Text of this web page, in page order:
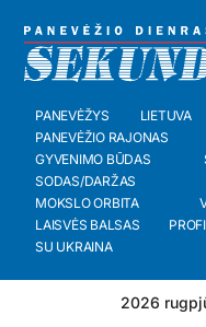
PANEVĖŽYS LIETUVA
PANEVĖŽIO RAJONAS
GYVENIMO BŪDAS
SODAS/DARŽAS
MOKSLO ORBITA
LAISVĖS BALSAS
SU UKRAINA
2026